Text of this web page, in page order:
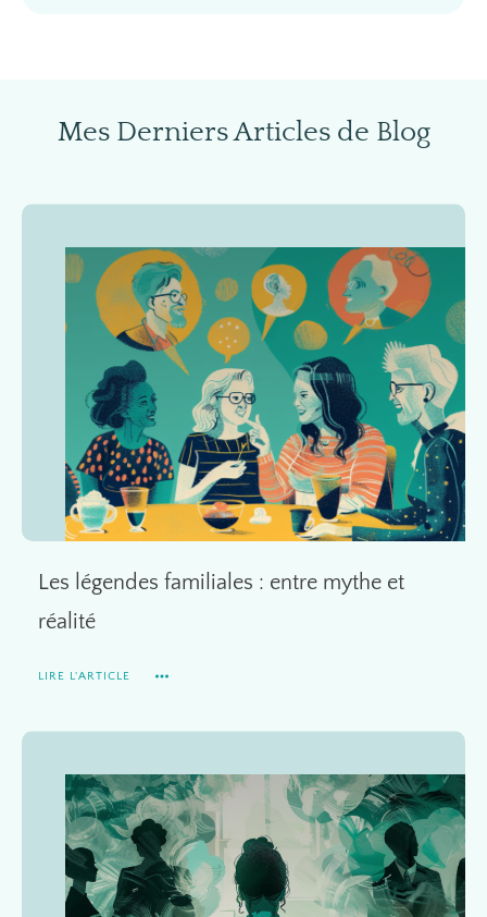
Mes Derniers Articles de Blog
Les légendes familiales : entre mythe et
réalité
LIRE L'ARTICLE